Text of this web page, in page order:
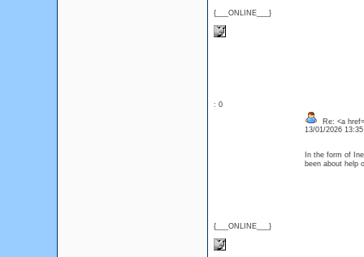
{___ONLINE___}
: 0
{___ONLINE___}
Re: <a
13/01/2026
In the form of
been about